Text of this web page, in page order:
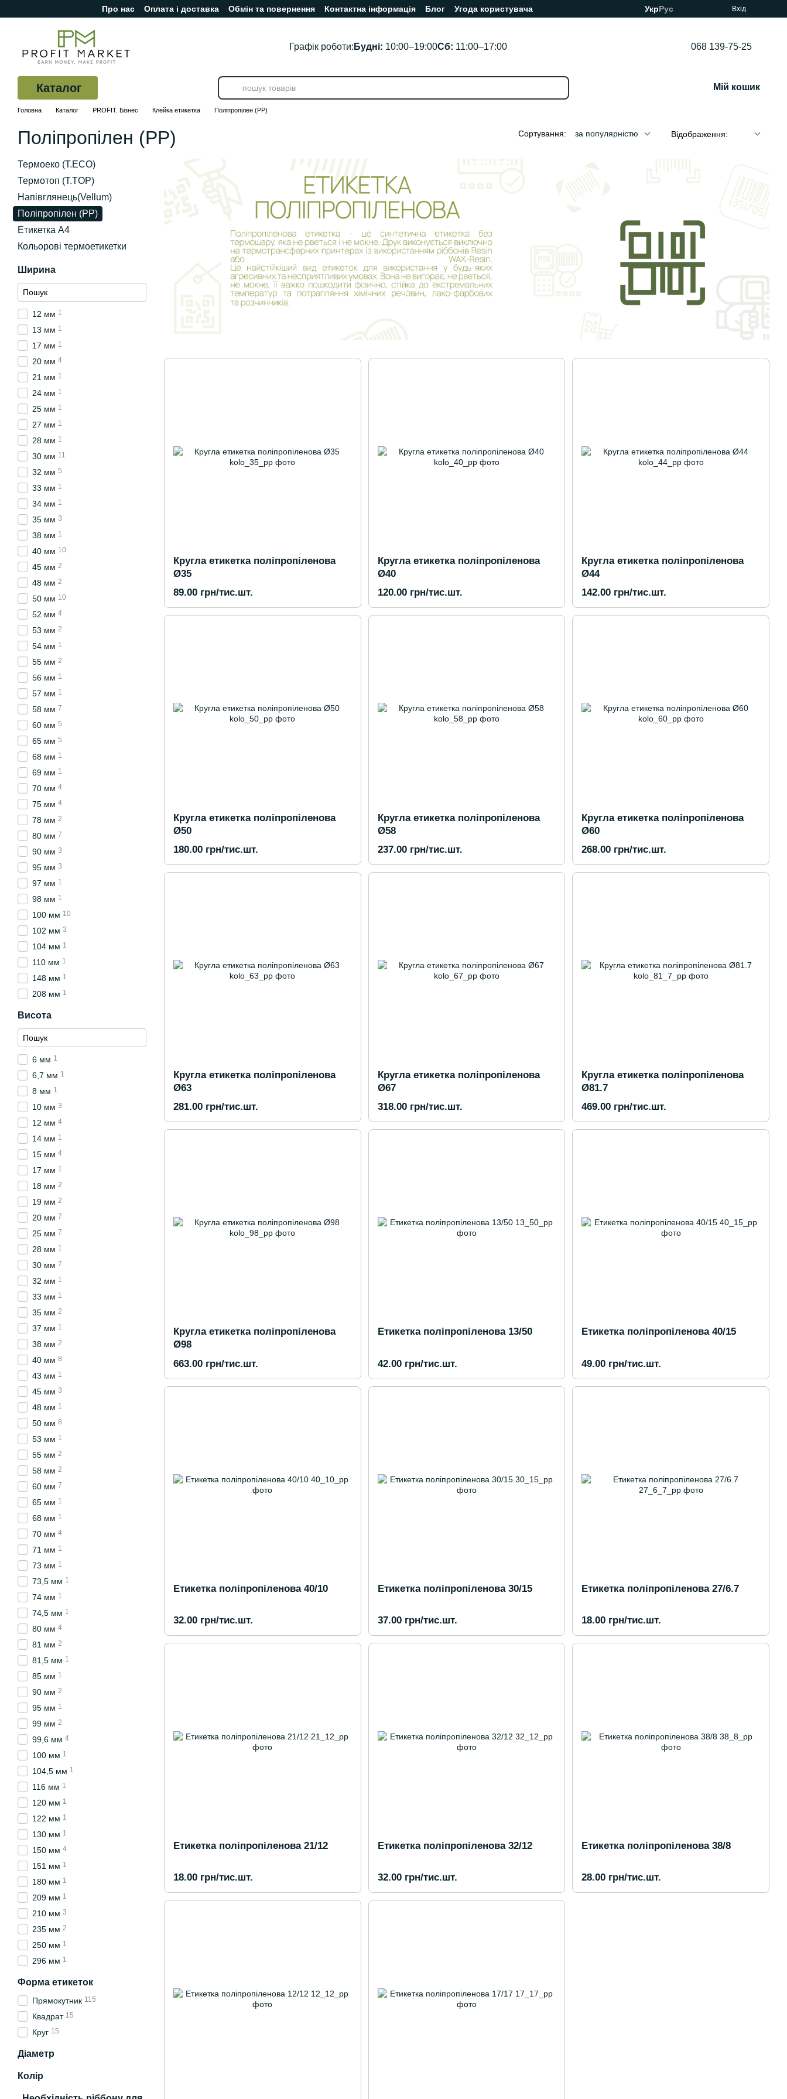
Перейти до основного контенту
Про нас Оплата і доставка Обмін та повернення Контактна інформація Блог
Угода користувача
Відгуки про магазин
УкрРус Вхід
Графік роботи: Будні: 10:00–19:00Сб: 11:00–17:00 068 139-75-25
Каталог Мій кошик
Головна Каталог PROFIT. Бізнес Клейка етикетка Поліпропілен (PP)
Поліпропілен (PP) Сортування: за популярністю Відображення:
Кругла етикетка поліпропіленова
Ø35
89.00 грн/тис.шт.
Кругла етикетка поліпропіленова
Ø40
120.00 грн/тис.шт.
Кругла етикетка поліпропіленова
Ø44
142.00 грн/тис.шт.
Кругла етикетка поліпропіленова
Ø50
180.00 грн/тис.шт.
Кругла етикетка поліпропіленова
Ø58
237.00 грн/тис.шт.
Кругла етикетка поліпропіленова
Ø60
268.00 грн/тис.шт.
Кругла етикетка поліпропіленова
Ø63
281.00 грн/тис.шт.
Кругла етикетка поліпропіленова
Ø67
318.00 грн/тис.шт.
Кругла етикетка поліпропіленова
Ø81.7
469.00 грн/тис.шт.
Кругла етикетка поліпропіленова
Ø98
663.00 грн/тис.шт.
Етикетка поліпропіленова 13/50
42.00 грн/тис.шт.
Етикетка поліпропіленова 40/15
49.00 грн/тис.шт.
Етикетка поліпропіленова 40/10
32.00 грн/тис.шт.
Етикетка поліпропіленова 30/15
37.00 грн/тис.шт.
Етикетка поліпропіленова 27/6.7
18.00 грн/тис.шт.
Етикетка поліпропіленова 21/12
18.00 грн/тис.шт.
Етикетка поліпропіленова 32/12
32.00 грн/тис.шт.
Етикетка поліпропіленова 38/8
28.00 грн/тис.шт.
Термоеко (Т.ЕСО)
Термотоп (T.TOP)
Напівглянець(Vellum)
Поліпропілен (PP)
Етикетка А4
Кольорові термоетикетки
Ширина
12 мм 1
13 мм 1
17 мм 1
20 мм 4
21 мм 1
24 мм 1
25 мм 1
27 мм 1
28 мм 1
30 мм 11
32 мм 5
33 мм 1
34 мм 1
35 мм 3
38 мм 1
40 мм 10
45 мм 2
48 мм 2
50 мм 10
52 мм 4
53 мм 2
54 мм 1
55 мм 2
56 мм 1
57 мм 1
58 мм 7
60 мм 5
65 мм 5
68 мм 1
69 мм 1
70 мм 4
75 мм 4
78 мм 2
80 мм 7
90 мм 3
95 мм 3
97 мм 1
98 мм 1
100 мм 10
102 мм 3
104 мм 1
110 мм 1
148 мм 1
208 мм 1
Висота
6 мм 1
6,7 мм 1
8 мм 1
10 мм 3
12 мм 4
14 мм 1
15 мм 4
17 мм 1
18 мм 2
19 мм 2
20 мм 7
25 мм 7
28 мм 1
30 мм 7
32 мм 1
33 мм 1
35 мм 2
37 мм 1
38 мм 2
40 мм 8
43 мм 1
45 мм 3
48 мм 1
50 мм 8
53 мм 1
55 мм 2
58 мм 2
60 мм 7
65 мм 1
68 мм 1
70 мм 4
71 мм 1
73 мм 1
73,5 мм 1
74 мм 1
74,5 мм 1
80 мм 4
81 мм 2
81,5 мм 1
85 мм 1
90 мм 2
95 мм 1
99 мм 2
99,6 мм 4
100 мм 1
104,5 мм 1
116 мм 1
120 мм 1
122 мм 1
130 мм 1
150 мм 4
151 мм 1
180 мм 1
209 мм 1
210 мм 3
235 мм 2
250 мм 1
296 мм 1
Форма етикеток
Прямокутник 115
Квадрат 15
Круг 15
Діаметр
Колір